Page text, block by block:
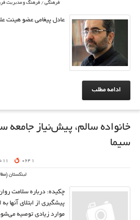
فرهنگی /فرهنگ و مدیریت
عادل پیغامی عضو هيئت
ادامه مطلب
خانواده سالم، پیش‌نیاز
سیما
11 دی 1348, 03:30 1 064
لینکستان
چکیده: درباره سلامت
پیشگیری از ابتلای آنها به
موارد زیادی توصیه